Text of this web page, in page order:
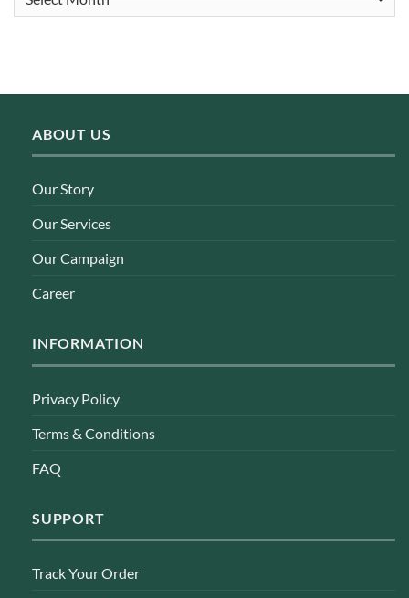
ABOUT US
Our Story
Our Services
Our Campaign
Career
INFORMATION
Privacy Policy
Terms & Conditions
FAQ
SUPPORT
Track Your Order